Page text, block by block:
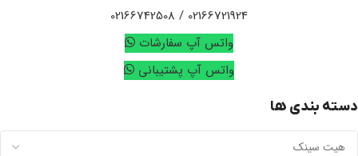
02166721924 / 02166742508
واتس آپ سفارشات
واتس آپ پشتیبانی
دسته بندی ها